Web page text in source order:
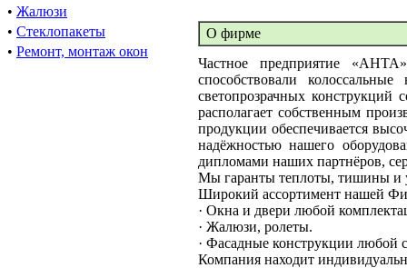
• Жалюзи
• Стеклопакеты
• Ремонт, монтаж окон
О фирме
Частное предприятие
способствовали
светопрозрачных конструкций
располагает собственным
продукции обеспечивается
надёжностью нашего
дипломами наших партнёров,
Мы гаранты теплоты, тишины и
Широкий ассортимент нашей
· Окна и двери любой
· Жалюзи, ролеты.
· Фасадные конструкции любой
Компания находит